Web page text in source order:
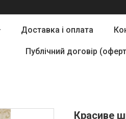
Доставка і оплата
Публічний договір
Красиве